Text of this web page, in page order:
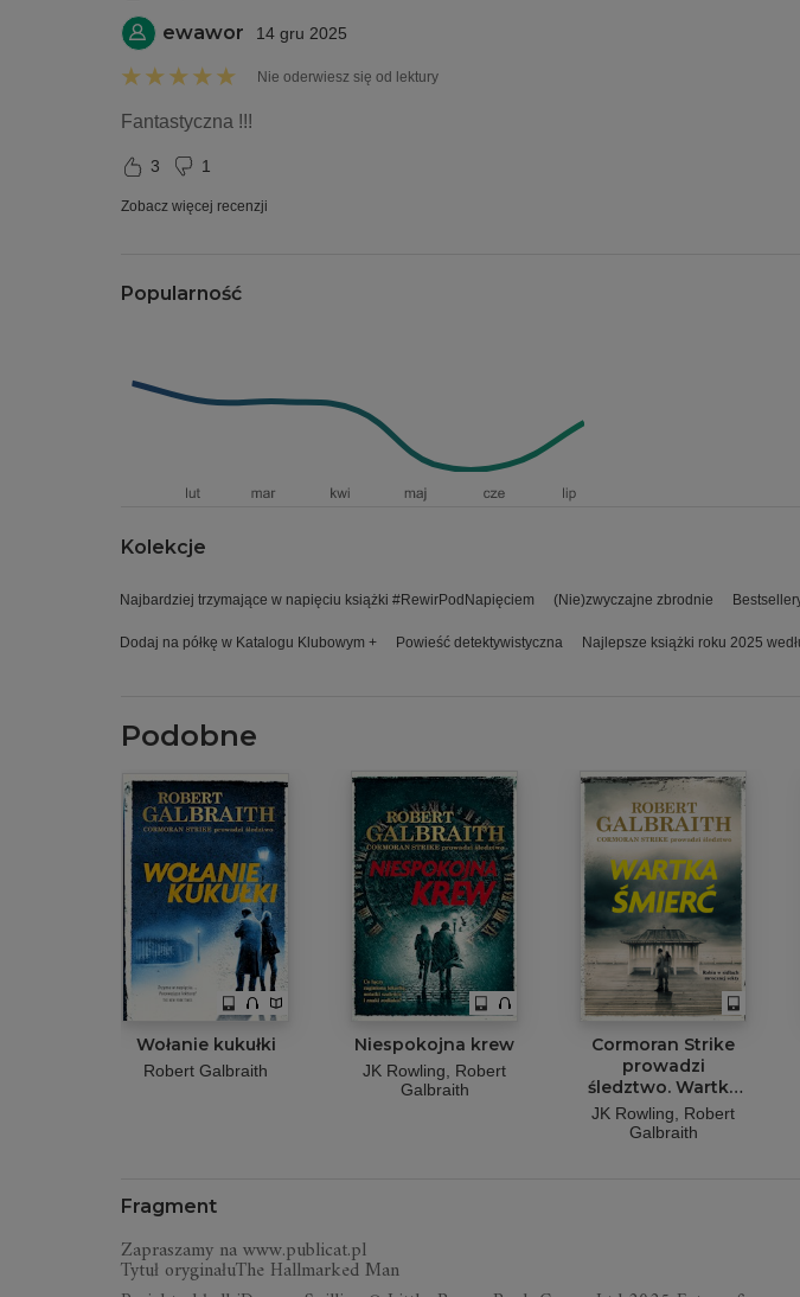
ewawor 14 gru 2025
Nie oderwiesz się od lektury
Fantastyczna !!!
3 1
Zobacz więcej recenzji
Popularność
Kolekcje
Najbardziej trzymające w napięciu książki #RewirPodNapięciem (Nie)zwyczajne zbrodnie
Dodaj na półkę w Katalogu Klubowym + Powieść detektywistyczna Najlepsze książki roku 2025
Podobne
Wołanie kukułki
Robert Galbraith
Niespokojna krew
JK Rowling
Robert
Galbraith
Cormoran Strike
prowadzi
śledztwo. Wartka
śmierć
JK Rowling
Robert
Galbraith
Fragment
Zapraszamy na www.publicat.pl
Tytuł oryginałuThe Hallmarked Man